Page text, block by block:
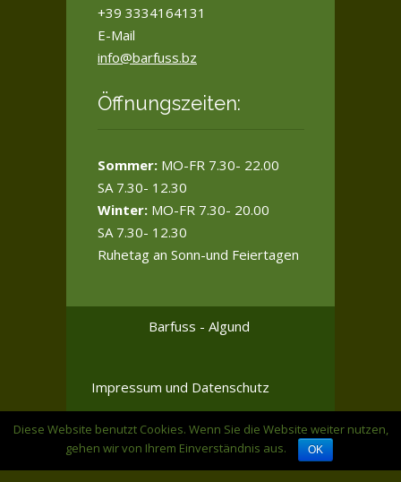
+39 3334164131
E-Mail
info@barfuss.bz
Öffnungszeiten:
Sommer: MO-FR 7.30- 22.00
SA 7.30- 12.30
Winter: MO-FR 7.30- 20.00
SA 7.30- 12.30
Ruhetag an Sonn-und Feiertagen
Barfuss - Algund
Impressum und Datenschutz
Diese Website benutzt Cookies. Wenn Sie die Website weiter nutzen,
gehen wir von Ihrem Einverständnis aus.
OK